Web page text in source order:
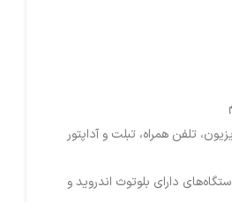
تلفن همراه، تبلت و آداپتور
دارای بلوتوث اندروید و